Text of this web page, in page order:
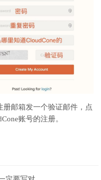
册邮箱发一个验证邮件，点
账号的注册。